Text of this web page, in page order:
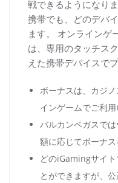
戦できるようになり
携帯でも、どのデバ
ます。 オンラインゲ
は、専用のタッチス
えた携帯デバイスで
ボーナスは、カジ
インゲームでご利用
バルカンベガスで
額に応じてボーナス
どのiGamingサイ
とができますが、